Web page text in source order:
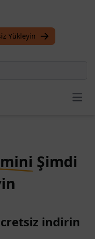
Yükleyin
Şimdi
indirin